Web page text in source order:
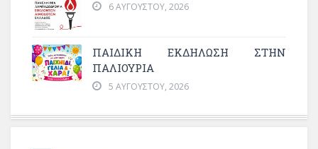
6 ΑΥΓΟΎΣΤΟΥ, 2026
ΠΑΙΔΙΚΗ ΕΚΔΗΛΩΣΗ ΣΤΗΝ
ΠΑΛΙΟΥΡΙΑ
5 ΑΥΓΟΎΣΤΟΥ, 2026